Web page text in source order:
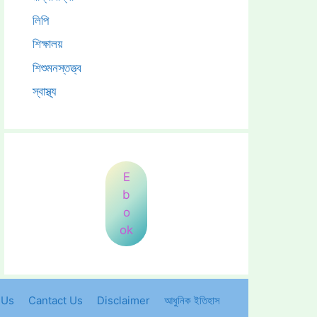
লিপি
শিক্ষালয়
শিশুমনস্তত্ত্ব
স্বাস্থ্য
E
b
o
ok
Cantact Us Disclaimer আধুনিক ইতিহাস